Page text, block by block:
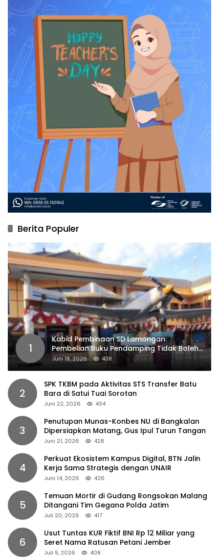
Berita Populer
1
Kabid Pembinaan SD Lamongan:
Pembelian Buku Pendamping Tidak Boleh
Dipaksakan
Juni 18, 2026 438
2
SPK TKBM pada Aktivitas STS Transfer Batu
Bara di Satui Tuai Sorotan
Juni 22, 2026 434
3
Penutupan Munas-Konbes NU di Bangkalan
Dipersiapkan Matang, Gus Ipul Turun Tangan
Juni 21, 2026 428
4
Perkuat Ekosistem Kampus Digital, BTN Jalin
Kerja Sama Strategis dengan UNAIR
Juni 14, 2026 426
5
Temuan Mortir di Gudang Rongsokan Malang
Ditangani Tim Gegana Polda Jatim
Juli 20, 2026 417
6
Usut Tuntas KUR Fiktif BNI Rp 12 Miliar yang
Seret Nama Ratusan Petani Jember
Juli 9, 2026 408